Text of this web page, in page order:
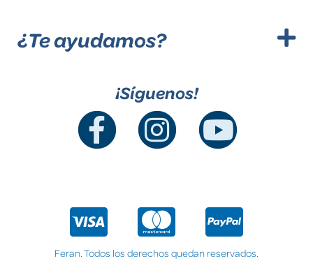
¿Te ayudamos?
¡Síguenos!
Feran. Todos los derechos quedan reservados.